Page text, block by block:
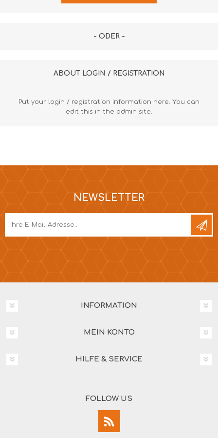
- ODER -
ABOUT LOGIN / REGISTRATION
Put your login / registration information here. You can
edit this in the admin site.
NEWSLETTER
INFORMATION
MEIN KONTO
HILFE & SERVICE
FOLLOW US